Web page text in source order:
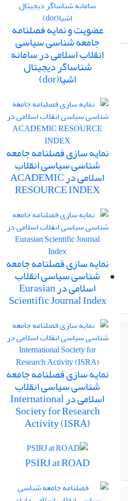
عضویت و نمایه فصلنامه
جامعه شناسی سیاسی
انقلاب اسلامی در سامانه
شناساگر دیجیتال
اشیا(dor)
نمایه سازی فصلنامه جامعه
شناسی سیاسی انقلاب
اسلامی در ACADEMIC
RESOURCE INDEX
نمایه سازی فصلنامه جامعه
شناسی سیاسی انقلاب
اسلامی در Eurasian
Scientific Journal Index
نمایه سازی فصلنامه جامعه
شناسی سیاسی انقلاب
اسلامی در International
Society for Research
Activity (ISRA)
PSIRJ at ROAD